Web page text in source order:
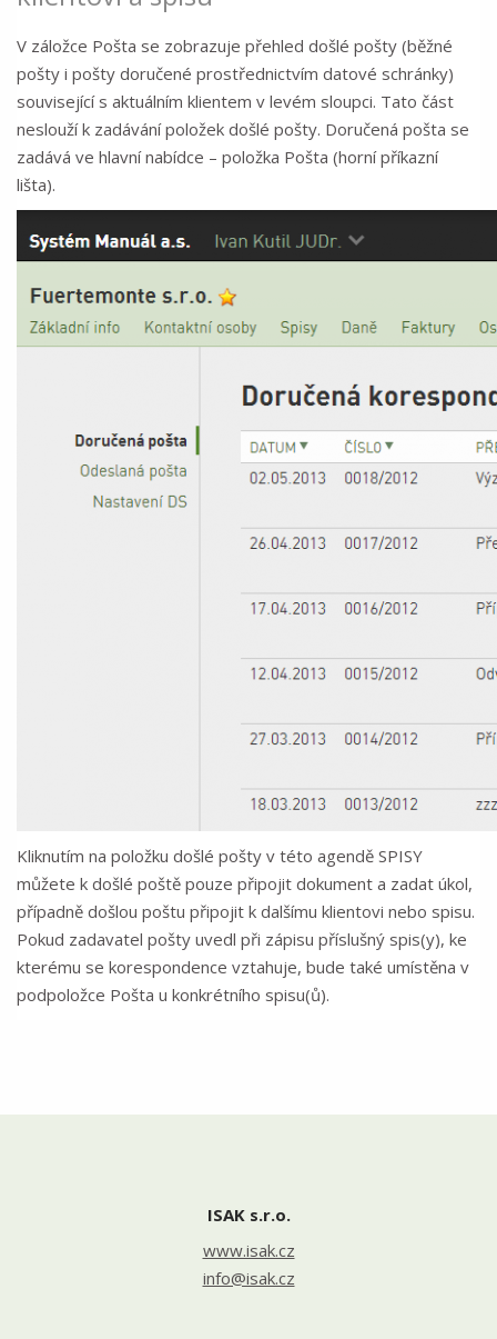
V záložce Pošta se zobrazuje přehled došlé pošty (běžné
pošty i pošty doručené prostřednictvím datové schránky)
související s aktuálním klientem v levém sloupci. Tato část
neslouží k zadávání položek došlé pošty. Doručená pošta se
zadává ve hlavní nabídce – položka Pošta (horní příkazní
lišta).
Kliknutím na položku došlé pošty v této agendě SPISY
můžete k došlé poště pouze připojit dokument a zadat úkol,
případně došlou poštu připojit k dalšímu klientovi nebo spisu.
Pokud zadavatel pošty uvedl při zápisu příslušný spis(y), ke
kterému se korespondence vztahuje, bude také umístěna v
podpoložce Pošta u konkrétního spisu(ů).
ISAK s.r.o.
www.isak.cz
info@isak.cz